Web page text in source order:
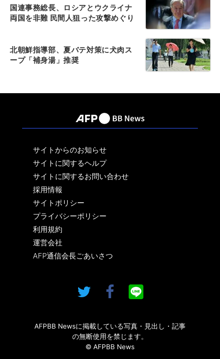
国連事務総長、ロシアとウクライナ
両国を非難 民間人狙った攻撃めぐり
北朝鮮指導部、夏バテ対策に犬肉ス
ープ「補身湯」推奨
サイトからのお知らせ
サイトに関するヘルプ
サイトに関するお問い合わせ
採用情報
サイトポリシー
プライバシーポリシー
利用規約
運営会社
AFP通信会長ごあいさつ
AFPBB Newsに掲載している写真・見出し・記事
の無断使用を禁じます。
© AFPBB News